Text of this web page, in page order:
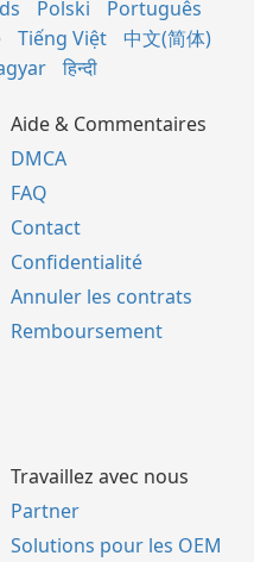
Polski
Português
Tiếng Việt
中文(简体)
हिन्दी
Aide & Commentaires
DMCA
FAQ
Contact
Confidentialité
Annuler les contrats
Remboursement
Travaillez avec nous
Partner
Solutions pour les OEM